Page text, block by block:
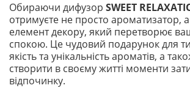
Обираючи дифузор SWEET
отримуєте не просто ароматизатор,
елемент декору, який перетворює
спокою. Це чудовий подарунок для
якість та унікальність ароматів, а
створити в своєму житті моменти
відпочинку.